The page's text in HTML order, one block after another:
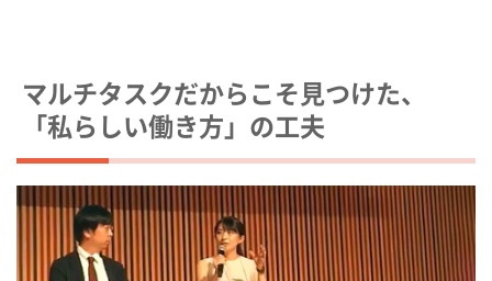
マルチタスクだからこそ見つけた、
「私らしい働き方」の工夫